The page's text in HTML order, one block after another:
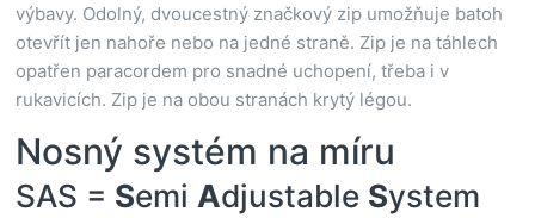
výbavy. Odolný, dvoucestný značkový zip umožňuje batoh
otevřít jen nahoře nebo na jedné straně. Zip je na táhlech
opatřen paracordem pro snadné uchopení, třeba i v
rukavicích. Zip je na obou stranách krytý légou.
Nosný systém na míru
SAS = Semi Adjustable System